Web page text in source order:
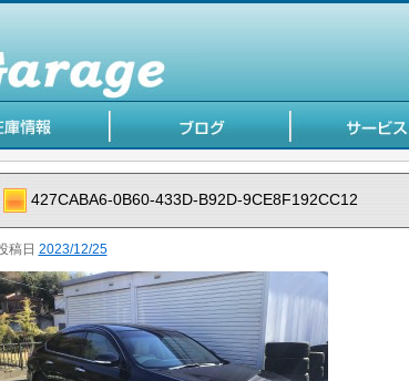
427CABA6-0B60-433D-B92D-9CE8F192CC12
稿日 2023/12/25